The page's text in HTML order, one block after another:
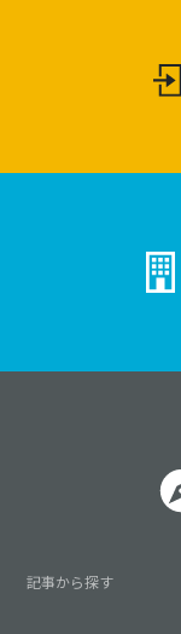
を柔軟に組み
記事から探す